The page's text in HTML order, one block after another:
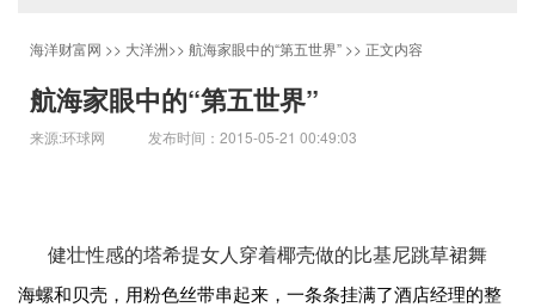
海洋财富网 >> 大洋洲>> 航海家眼中的“第五世界” >> 正文内容
航海家眼中的“第五世界”
来源:环球网 发布时间：2015-05-21 00:49:03
健壮性感的塔希提女人穿着椰壳做的比基尼跳草裙舞
海螺和贝壳，用粉色丝带串起来，一条条挂满了酒店经理的整